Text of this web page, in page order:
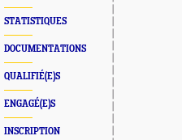
STATISTIQUES
DOCUMENTATIONS
QUALIFIÉ(E)S
ENGAGÉ(E)S
INSCRIPTION